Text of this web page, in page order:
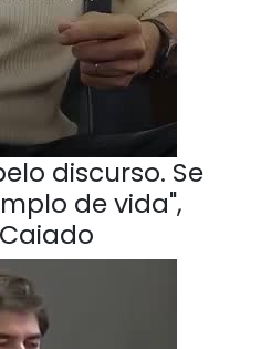
discurso. Se
de vida",